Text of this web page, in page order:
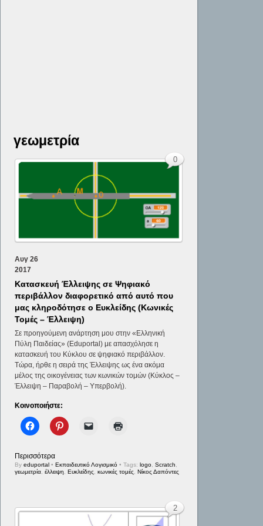
γεωμετρία
Αυγ 26
2017
Κατασκευή Έλλειψης σε Ψηφιακό
περιβάλλον διαφορετικό από αυτό που
μας κληροδότησε ο Ευκλείδης (Κωνικές
Τομές – Έλλειψη)
Σε προηγούμενη ανάρτηση μου στην «Ελληνική
Πύλη Παιδείας» (Eduportal) με απασχόλησε η
κατασκευή του Κύκλου σε ψηφιακό περιβάλλον.
Τώρα, ήρθε η σειρά της Έλλειψης ως ένα ακόμα
μέλος της οικογένειας των κωνικών τομών (Κύκλος –
Έλλειψη – Παραβολή – Υπερβολή).
Κοινοποιήστε:
Περισσότερα
Byeduportal • Εκπαιδευτικό Λογισμικό
0
• Tags:logo ,Scratch
γεωμετρία ,έλλειψη ,Ευκλείδης ,κωνικές τομές ,Νίκος Δαπόντες
2